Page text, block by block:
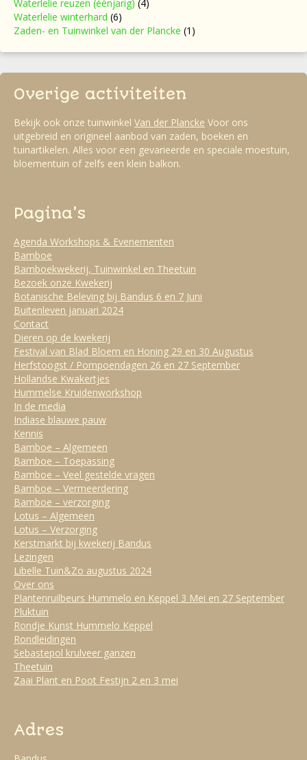
Waterlelie reuzen (éénjarig) (4)
Waterlelie winterhard (6)
Zaden- en Tuinwinkel van der Plancke (1)
Overige activiteiten
Bekijk ook onze tuinwinkel Van der Plancke Voor ons
uitgebreid en origineel aanbod van zaden, boeken en
tuinartikelen. Alles voor een gevarieerde en speciale moestuin,
bloementuin of zelfs een klein balkon.
Pagina’s
Agenda Workshops & Evenementen
Bamboe
Bamboekwekerij, Tuinwinkel en Theetuin
Bezoek onze Kwekerij
Botanische Beleving bij Bandus 6 en 7 Juni
Buitenleven januari 2024
Contact
Dieren op de kwekerij
Festival van Blad Bloem en Honing 29 en 30 Augustus
Herfstoogst / Pompoendagen 26 en 27 September
Hollandse Kwakertjes
Hummelse Kruidenworkshop
In de media
Indiase blauwe pauw
Kennis
Bamboe – Algemeen
Bamboe – Toepassing
Bamboe – Veel gestelde vragen
Bamboe – Vermeerdering
Bamboe – verzorging
Lotus – Algemeen
Lotus – Verzorging
Kerstmarkt bij kwekerij Bandus
Lezingen
Libelle Tuin&Zo augustus 2024
Over ons
Plantenruilbeurs Hummelo en Keppel 3 Mei en 27 September
Pluktuin
Rondje Kunst Hummelo Keppel
Rondleidingen
Sebastepol krulveer ganzen
Theetuin
Zaai Plant en Poot Festijn 2 en 3 mei
Adres